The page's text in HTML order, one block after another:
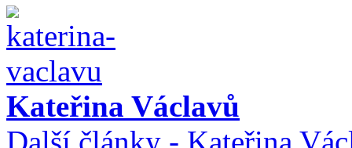
Kateřina Václavů
Další články - Kateřina